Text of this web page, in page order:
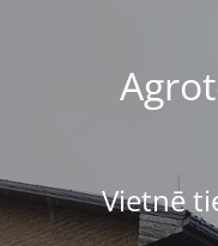
Vietnē